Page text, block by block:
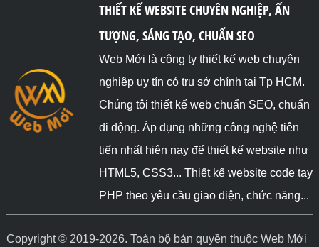
THIẾT KẾ WEBSITE CHUYÊN NGHIỆP, ẤN
TƯỢNG, SÁNG TẠO, CHUẨN SEO
Web Mới là công ty thiết kế web chuyên
nghiệp uy tín có trụ sở chính tại Tp HCM.
Chúng tôi thiết kế web chuẩn SEO, chuẩn
di động. Áp dụng những công nghệ tiên
tiến nhất hiện nay để thiết kế website như
HTML5, CSS3... Thiết kế website code tay
PHP theo yêu cầu giao diện, chức năng...
Copyright © 2019-2026. Toàn bộ bản quyền thuộc Web Mới